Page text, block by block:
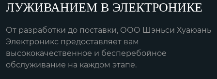
ЛУЖИВАНИЕМ В ЭЛЕКТРОНИКЕ
От разработки до поставки, ООО Шэньси Хуаюань
Электроникс предоставляет вам
высококачественное и бесперебойное
обслуживание на каждом этапе.